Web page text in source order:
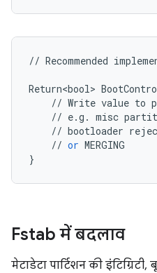
// Recommended
Return<bool>
// Write value to
// e.g . misc
// bootloader
// or MERGING
}
Fstab में बदलाव
मेटाडेटा पार्टिशन की